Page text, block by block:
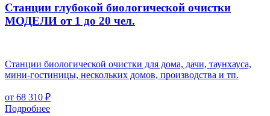
Станции глубокой биологической очистки
МОДЕЛИ от 1 до 20 чел.
Станции биологической очистки для дома, дачи, таунхауса,
мини-гостиницы, нескольких домов, производства и тп.
от 68 310 ₽
Подробнее